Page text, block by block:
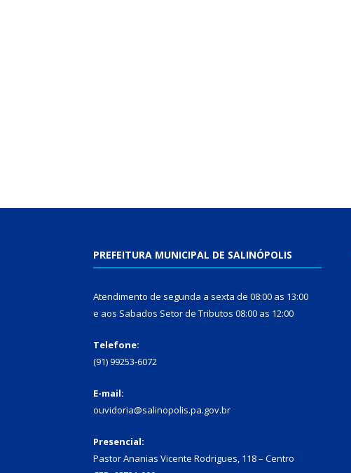
PREFEITURA MUNICIPAL DE SALINÓPOLIS
Atendimento de segunda a sexta de 08:00 as 13:00
e aos Sabados Setor de Tributos 08:00 as 12:00
Telefone:
(91) 99253-6072
E-mail:
ouvidoria@salinopolis.pa.gov.br
Presencial:
Pastor Ananias Vicente Rodrigues, 118 – Centro